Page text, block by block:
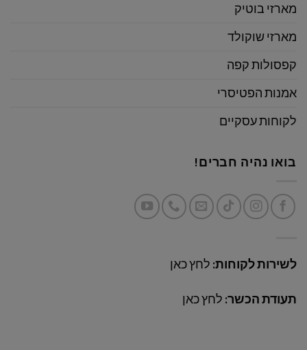
מארזי בוטיק
מארזי שוקולד
קפסולות קפה
אמנות הפטיסרי
לקוחות עסקיים
בואו נהיה חברים!
לשירות לקוחות: לחץ כאן
תעודת הכשר: לחץ כאן